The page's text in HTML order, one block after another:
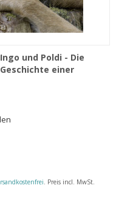
Ingo und Poldi - Die
Geschichte einer
. Preis incl. MwSt.